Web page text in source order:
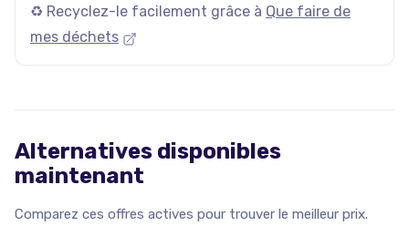
♻️ Recyclez-le facilement grâce à Que faire de
mes déchets
Alternatives disponibles
maintenant
Comparez ces offres actives pour trouver le meilleur prix.